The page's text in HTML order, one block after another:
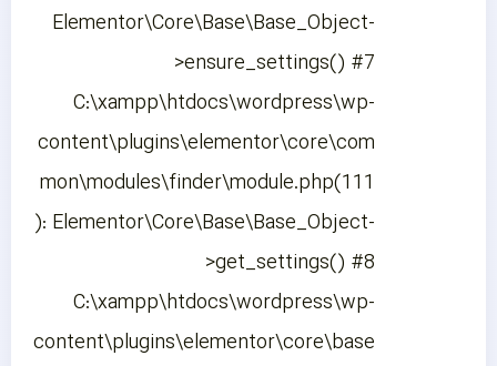
Elementor\Core\Base\Base_Object-
>ensure_settings() #7
C:\xampp\htdocs\wordpress\wp-
content\plugins\elementor\core\com
mon\modules\finder\module.php(111
): Elementor\Core\Base\Base_Object-
>get_settings() #8
C:\xampp\htdocs\wordpress\wp-
content\plugins\elementor\core\base